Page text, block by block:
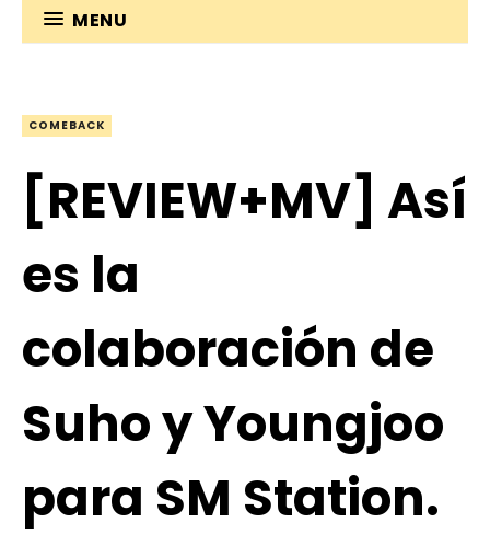
MENU
COMEBACK
[REVIEW+MV] Así
es la
colaboración de
Suho y Youngjoo
para SM Station.